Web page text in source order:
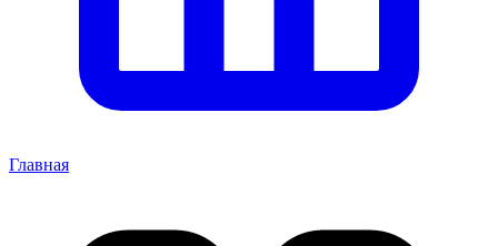
Главная